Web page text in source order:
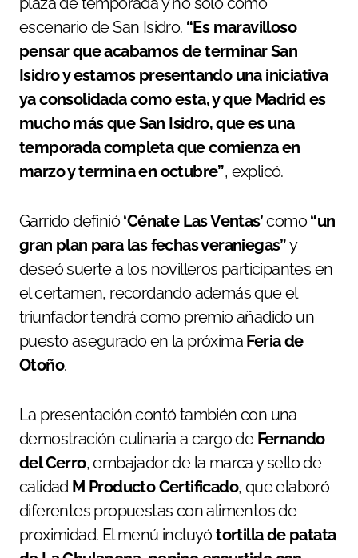
escenario de San Isidro. “Es maravilloso
pensar que acabamos de terminar San
Isidro y estamos presentando una iniciativa
ya consolidada como esta, y que Madrid es
mucho más que San Isidro, que es una
temporada completa que comienza en
marzo y termina en octubre”, explicó.
Garrido definió‘Cénate Las Ventas’como“un
gran plan para las fechas veraniegas”y
deseó suerte a los novilleros participantes en
el certamen, recordando además que el
triunfador tendrá como premio añadido un
puesto asegurado en la próxima Feria de
Otoño.
La presentación contó también con una
demostración culinaria a cargo de Fernando
del Cerro, embajador de la marca y sello de
calidad M Producto Certificado, que elaboró
diferentes propuestas con alimentos de
proximidad. El menú incluyótortilla de patata